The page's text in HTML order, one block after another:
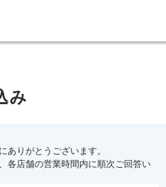
み
ありがとうございます。
各店舗の営業時間内に順次ご回答い